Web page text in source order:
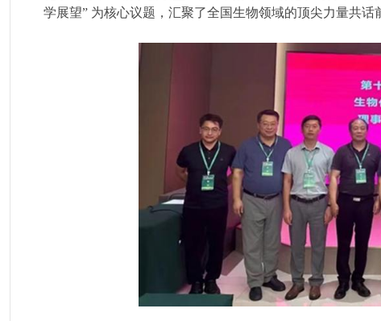
学展望” 为核心议题，汇聚了全国生物领域的顶尖力量共话